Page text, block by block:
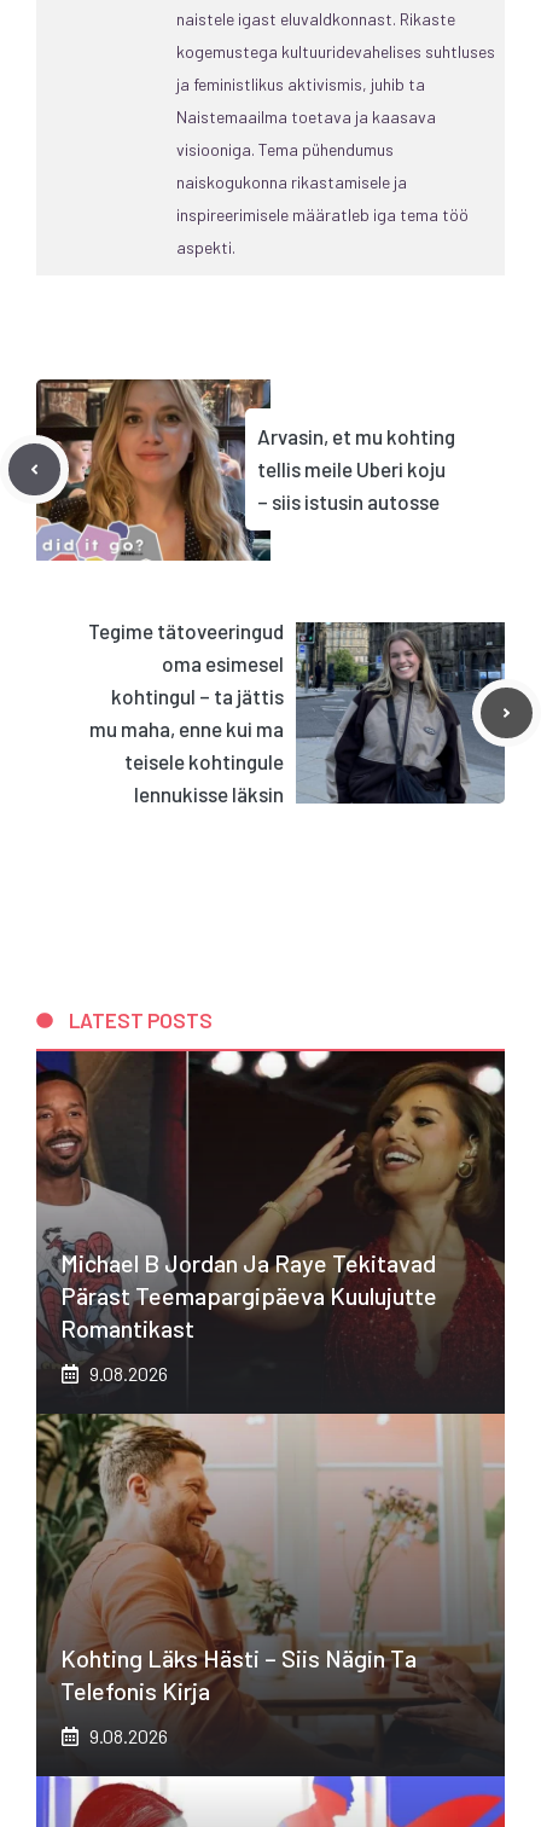
naistele igast eluvaldkonnast. Rikaste
kogemustega kultuuridevahelises suhtluses
ja feministlikus aktivismis, juhib ta
Naistemaailma toetava ja kaasava
visiooniga. Tema pühendumus
naiskogukonna rikastamisele ja
inspireerimisele määratleb iga tema töö
aspekti.
Arvasin, et mu kohting
tellis meile Uberi koju
– siis istusin autosse
Tegime tätoveeringud
oma esimesel
kohtingul – ta jättis
mu maha, enne kui ma
teisele kohtingule
lennukisse läksin
LATEST POSTS
Michael B Jordan Ja Raye Tekitavad
Pärast Teemapargipäeva Kuulujutte
Romantikast
9.08.2026
Kohting Läks Hästi – Siis Nägin Ta
Telefonis Kirja
9.08.2026